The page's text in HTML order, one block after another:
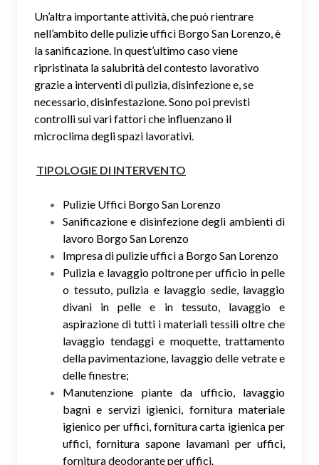
Un’altra importante attività, che può rientrare
nell’ambito delle pulizie uffici Borgo San Lorenzo, è
la sanificazione. In quest’ultimo caso viene
ripristinata la salubrità del contesto lavorativo
grazie a interventi di pulizia, disinfezione e, se
necessario, disinfestazione. Sono poi previsti
controlli sui vari fattori che influenzano il
microclima degli spazi lavorativi.
TIPOLOGIE DI INTERVENTO
Pulizie Uffici Borgo San Lorenzo
Sanificazione e disinfezione degli ambienti di
lavoro Borgo San Lorenzo
Impresa di pulizie uffici a Borgo San Lorenzo
Pulizia e lavaggio poltrone per ufficio in pelle
o tessuto, pulizia e lavaggio sedie, lavaggio
divani in pelle e in tessuto, lavaggio e
aspirazione di tutti i materiali tessili oltre che
lavaggio tendaggi e moquette, trattamento
della pavimentazione, lavaggio delle vetrate e
delle finestre;
Manutenzione piante da ufficio, lavaggio
bagni e servizi igienici, fornitura materiale
igienico per uffici, fornitura carta igienica per
uffici, fornitura sapone lavamani per uffici,
fornitura deodorante per uffici.